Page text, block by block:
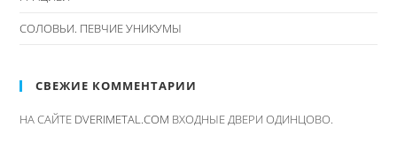
СОЛОВЬИ. ПЕВЧИЕ УНИКУМЫ
СВЕЖИЕ КОММЕНТАРИИ
НА САЙТЕ DVERIMETAL.COM ВХОДНЫЕ ДВЕРИ ОДИНЦОВО.